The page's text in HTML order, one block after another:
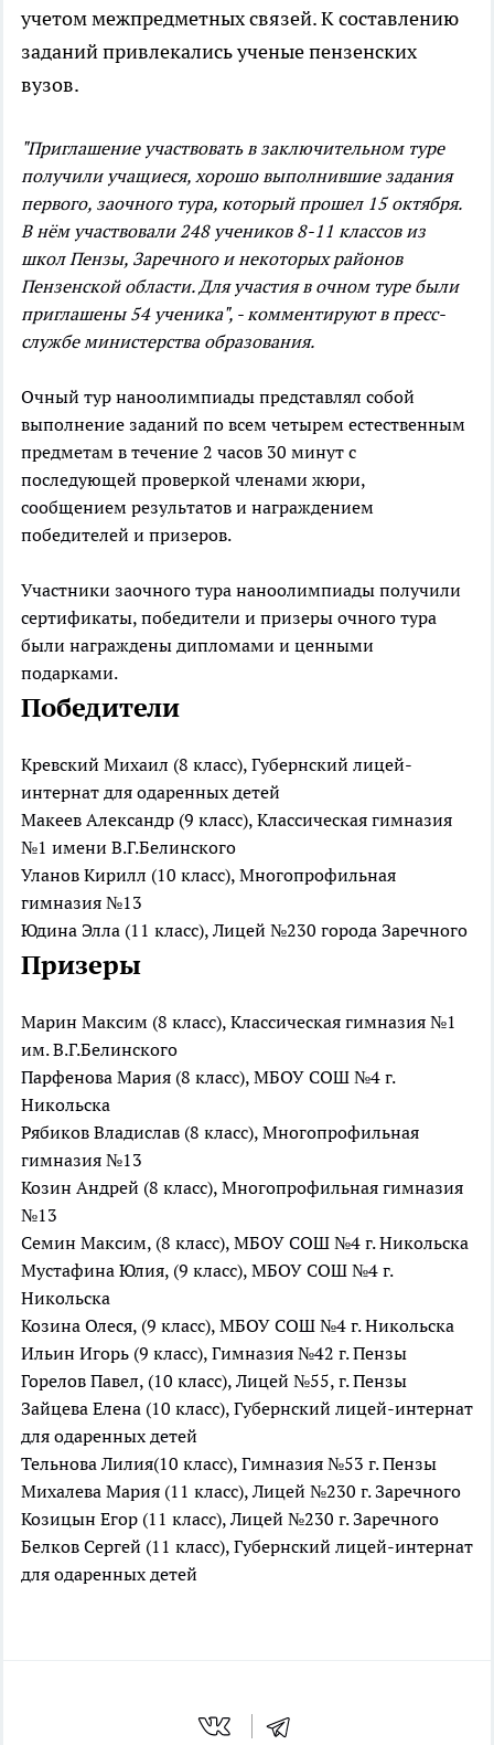
учетом межпредметных связей. К составлению
заданий привлекались ученые пензенских
вузов.
"Приглашение участвовать в заключительном туре
получили учащиеся, хорошо выполнившие задания
первого, заочного тура, который прошел 15 октября.
В нём участвовали 248 учеников 8-11 классов из
школ Пензы, Заречного и некоторых районов
Пензенской области. Для участия в очном туре были
приглашены 54 ученика", - комментируют в пресс-
службе министерства образования.
Очный тур наноолимпиады представлял собой
выполнение заданий по всем четырем естественным
предметам в течение 2 часов 30 минут с
последующей проверкой членами жюри,
сообщением результатов и награждением
победителей и призеров.
Участники заочного тура наноолимпиады получили
сертификаты, победители и призеры очного тура
были награждены дипломами и ценными
подарками.
Победители
Кревский Михаил (8 класс), Губернский лицей-
интернат для одаренных детей
Макеев Александр (9 класс), Классическая гимназия
№1 имени В.Г.Белинского
Уланов Кирилл (10 класс), Многопрофильная
гимназия №13
Юдина Элла (11 класс), Лицей №230 города Заречного
Призеры
Марин Максим (8 класс), Классическая гимназия №1
им. В.Г.Белинского
Парфенова Мария (8 класс), МБОУ СОШ №4 г.
Никольска
Рябиков Владислав (8 класс), Многопрофильная
гимназия №13
Козин Андрей (8 класс), Многопрофильная гимназия
№13
Семин Максим, (8 класс), МБОУ СОШ №4 г. Никольска
Мустафина Юлия, (9 класс), МБОУ СОШ №4 г.
Никольска
Козина Олеся, (9 класс), МБОУ СОШ №4 г. Никольска
Ильин Игорь (9 класс), Гимназия №42 г. Пензы
Горелов Павел, (10 класс), Лицей №55, г. Пензы
Зайцева Елена (10 класс), Губернский лицей-интернат
для одаренных детей
Тельнова Лилия(10 класс), Гимназия №53 г. Пензы
Михалева Мария (11 класс), Лицей №230 г. Заречного
Козицын Егор (11 класс), Лицей №230 г. Заречного
Белков Сергей (11 класс), Губернский лицей-интернат
для одаренных детей